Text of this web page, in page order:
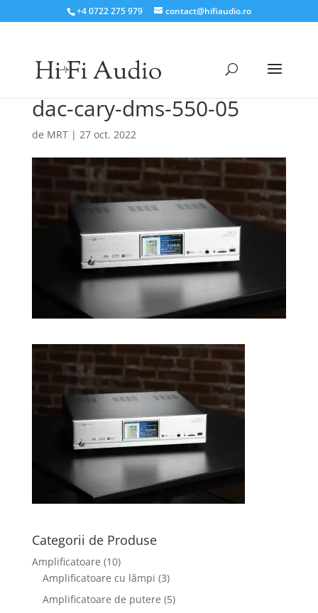
+4 0722 275 979 contact@hifiaudio.ro
dac-cary-dms-550-05
de MRT| 27 oct. 2022
Categorii de Produse
Amplificatoare (10)
Amplificatoare cu lămpi (3)
Amplificatoare de putere (5)